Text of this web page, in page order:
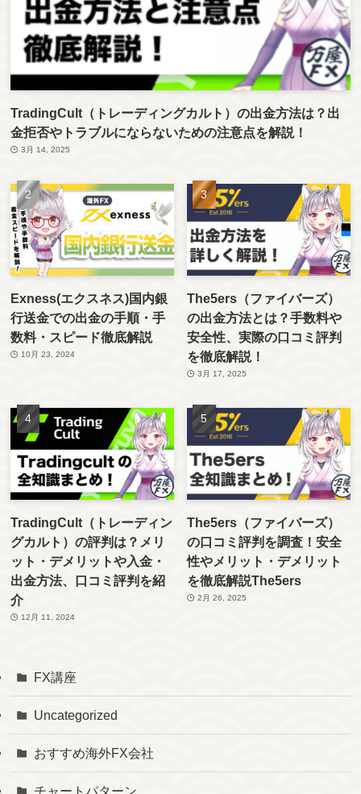
TradingCult（トレーディングカルト）の出金方法は？出
金拒否やトラブルにならないための注意点を解説！
3月 14, 2025
Exness(エクスネス)国内銀
行送金での出金の手順・手
数料・スピード徹底解説
10月 23, 2024
The5ers（ファイバーズ）
の出金方法とは？手数料や
安全性、実際の口コミ評判
を徹底解説！
3月 17, 2025
TradingCult（トレーディン
グカルト）の評判は？メリ
ット・デメリットや入金・
出金方法、口コミ評判を紹
介
12月 11, 2024
The5ers（ファイバーズ）
の口コミ評判を調査！安全
性やメリット・デメリット
を徹底解説The5ers
2月 26, 2025
FX講座
Uncategorized
おすすめ海外FX会社